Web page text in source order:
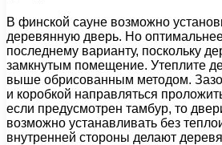
В финской сауне возможно
деревянную дверь. Но
последнему варианту, поскольку
замкнутым помещение. Утеплите
выше обрисованным методом.
и коробкой направляться
если предусмотрен тамбур, то
возможно устанавливать без
внутренней стороны делают